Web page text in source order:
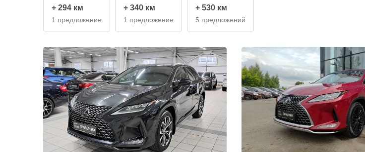
+ 294 км
1 предложение
+ 340 км
1 предложение
+ 530 км
5 предложений